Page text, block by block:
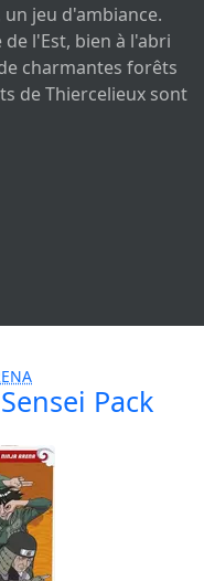
un jeu d'ambiance.
l'Est, bien à l'abri
charmantes forêts
de Thiercelieux sont
Pack